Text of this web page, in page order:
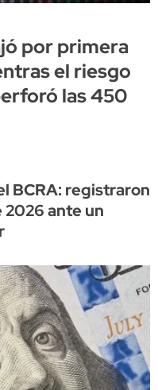
por primera
el riesgo
las 450
BCRA: registraron
2026 ante un